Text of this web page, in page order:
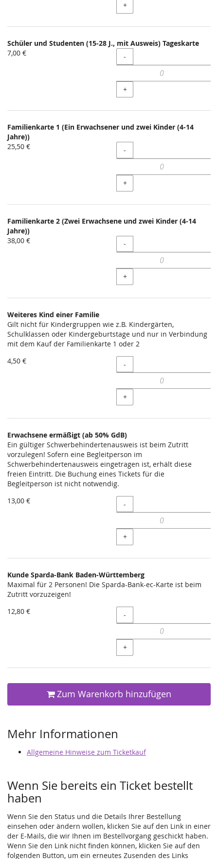
+
Schüler und Studenten (15-28 J., mit Ausweis) Tageskarte
7,00 €
Menge
-
+
Familienkarte 1 (Ein Erwachsener und zwei Kinder (4-14
Jahre))
25,50 €
Menge
-
+
Familienkarte 2 (Zwei Erwachsene und zwei Kinder (4-14
Jahre))
38,00 €
Menge
-
+
Weiteres Kind einer Familie
Gilt nicht für Kindergruppen wie z.B. Kindergärten,
Schulklassen oder Kindergeburtstage und nur in Verbindung
mit dem Kauf der Familienkarte 1 oder 2
4,50 €
Menge
-
+
Erwachsene ermäßigt (ab 50% GdB)
Ein gültiger Schwerbehindertenausweis ist beim Zutritt
vorzulegen! Sofern eine Begleitperson im
Schwerbehindertenausweis eingetragen ist, erhält diese
freien Eintritt. Die Buchung eines Tickets für die
Begleitperson ist nicht notwendig.
13,00 €
Menge
-
+
Kunde Sparda-Bank Baden-Württemberg
Maximal für 2 Personen! Die Sparda-Bank-ec-Karte ist beim
Zutritt vorzuzeigen!
12,80 €
Menge
-
+
Zum Warenkorb hinzufügen
Mehr Informationen
Allgemeine Hinweise zum Ticketkauf
Wenn Sie bereits ein Ticket bestellt
haben
Wenn Sie den Status und die Details Ihrer Bestellung
einsehen oder ändern wollen, klicken Sie auf den Link in einer
der E-Mails, die wir Ihnen im Bestellvorgang geschickt haben.
Wenn Sie den Link nicht finden können, klicken Sie auf den
folgenden Button, um ein erneutes Zusenden des Links